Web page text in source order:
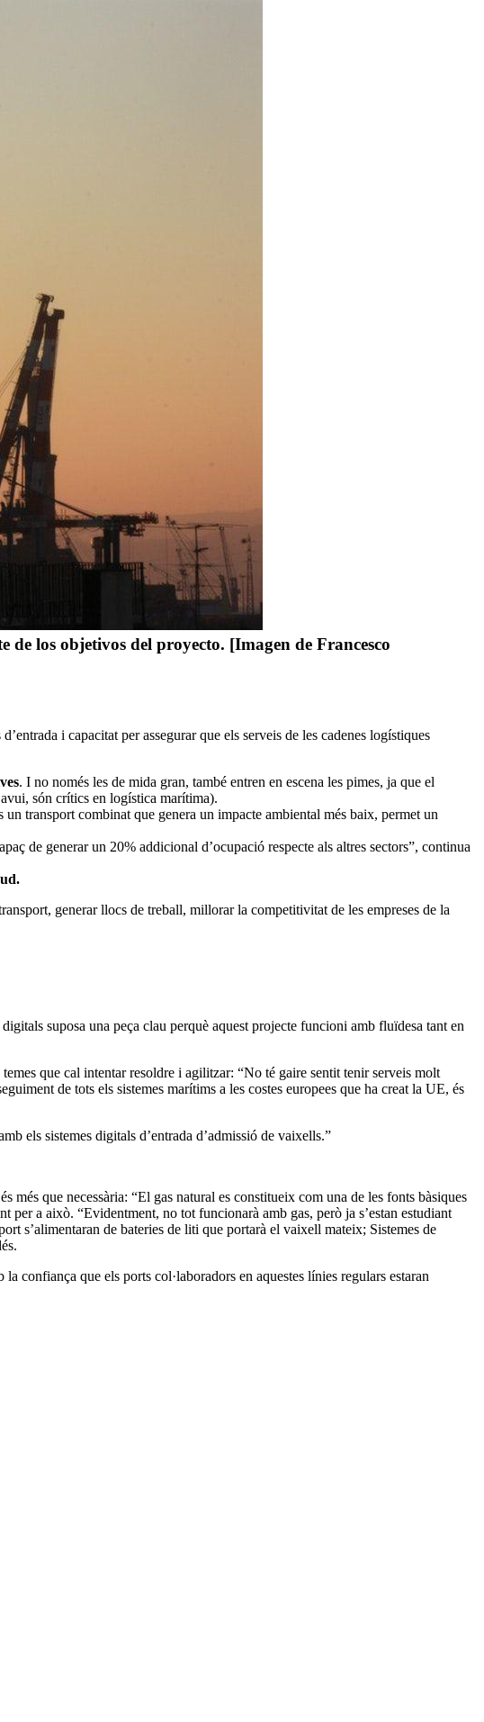
los objetivos del proyecto. [Imagen de Francesco
i capacitat per assegurar que els serveis de les cadenes logístiques
. I no només les de mida gran, també entren en escena les pimes, ja que el
són crítics en logística marítima).
transport combinat que genera un impacte ambiental més baix, permet un
de generar un 20% addicional d’ocupació respecte als altres sectors”, continua
generar llocs de treball, millorar la competitivitat de les empreses de la
suposa una peça clau perquè aquest projecte funcioni amb fluïdesa tant en
que cal intentar resoldre i agilitzar: “No té gaire sentit tenir serveis molt
de tots els sistemes marítims a les costes europees que ha creat la UE, és
els sistemes digitals d’entrada d’admissió de vaixells.”
més que necessària: “El gas natural es constitueix com una de les fonts bàsiques
per a això. “Evidentment, no tot funcionarà amb gas, però ja s’estan estudiant
s’alimentaran de bateries de liti que portarà el vaixell mateix; Sistemes de
que els ports col·laboradors en aquestes línies regulars estaran